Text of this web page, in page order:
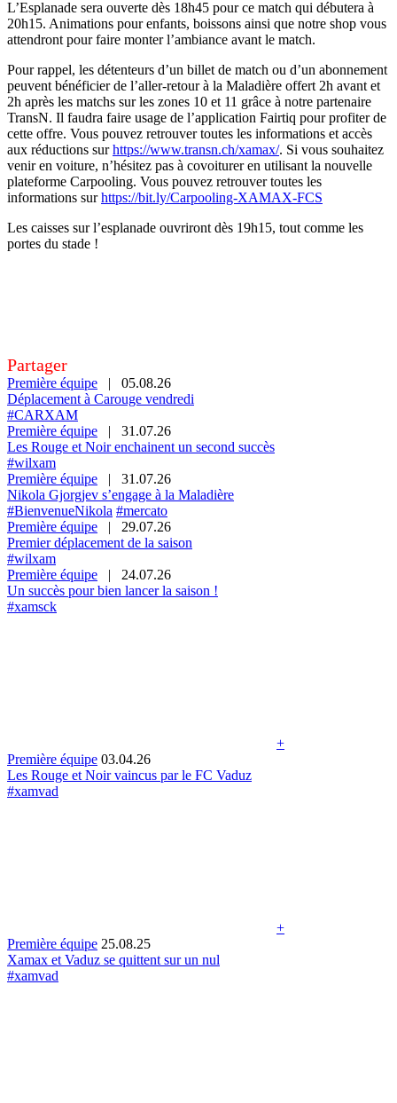
L’Esplanade sera ouverte dès 18h45 pour ce match qui débutera à
20h15. Animations pour enfants, boissons ainsi que notre shop vous
attendront pour faire monter l’ambiance avant le match.
Pour rappel, les détenteurs d’un billet de match ou d’un abonnement
peuvent bénéficier de l’aller-retour à la Maladière offert 2h avant et
2h après les matchs sur les zones 10 et 11 grâce à notre partenaire
TransN. Il faudra faire usage de l’application Fairtiq pour profiter de
cette offre. Vous pouvez retrouver toutes les informations et accès
aux réductions surhttps://www.transn.ch/xamax/. Si vous souhaitez
venir en voiture, n’hésitez pas à covoiturer en utilisant la nouvelle
plateforme Carpooling. Vous pouvez retrouver toutes les
informations surhttps://bit.ly/Carpooling-XAMAX-FCS
Les caisses sur l’esplanade ouvriront dès 19h15, tout comme les
portes du stade !
Partager
Première équipe |
05.08.26
Déplacement à Carouge vendredi
#CARXAM
Première équipe
|
31.07.26
Les Rouge et Noir enchainent un second succès
#wilxam
Première équipe
|
31.07.26
Nikola Gjorgjev s’engage à la Maladière
#BienvenueNikola #mercato
Première équipe
|
29.07.26
Premier déplacement de la saison
#wilxam
Première équipe
|
24.07.26
Un succès pour bien lancer la saison !
#xamsck
+
Première équipe 03.04.26
Les Rouge et Noir vaincus par le FC Vaduz
#xamvad
+
Première équipe 25.08.25
Xamax et Vaduz se quittent sur un nul
#xamvad